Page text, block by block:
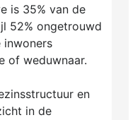
is 35% van de
52% ongetrouwd
inwoners
of weduwnaar.
en
in de